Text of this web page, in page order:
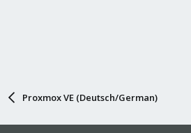
Proxmox VE (Deutsch/German)